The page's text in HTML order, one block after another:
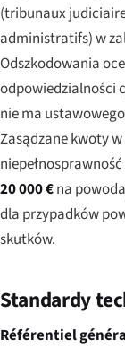
(tribunaux
administratifs) w
Odszkodowania
odpowiedzialności
nie ma
Zasądzane kwoty
20 000 €na
dla przypadków
skutków.
Standardy
Référentiel